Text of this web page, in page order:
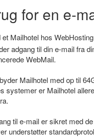
for en e-
et Mailhotel hos
adgang til din e-mail fra
WebMail.
Mailhotel med op til
systemer er Mailhotel
til e-mail er sikret med
understøtter